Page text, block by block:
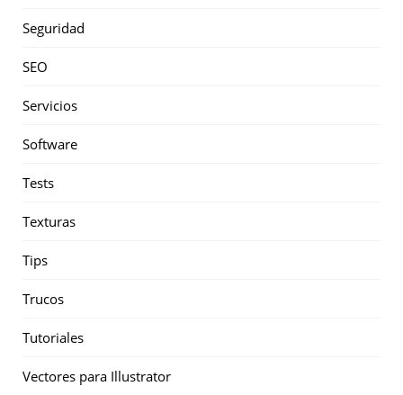
Seguridad
SEO
Servicios
Software
Tests
Texturas
Tips
Trucos
Tutoriales
Vectores para Illustrator